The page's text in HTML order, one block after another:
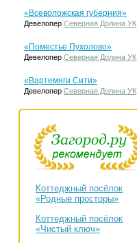
«Всеволожская губерния»
Девелопер Северная Долина УК
«Поместье Пухолово»
Девелопер Северная Долина УК
«Вартемяги Сити»
Девелопер Северная Долина УК
Коттеджный посёлок
«Родные просторы»
Коттеджный посёлок
«Чистый ключ»